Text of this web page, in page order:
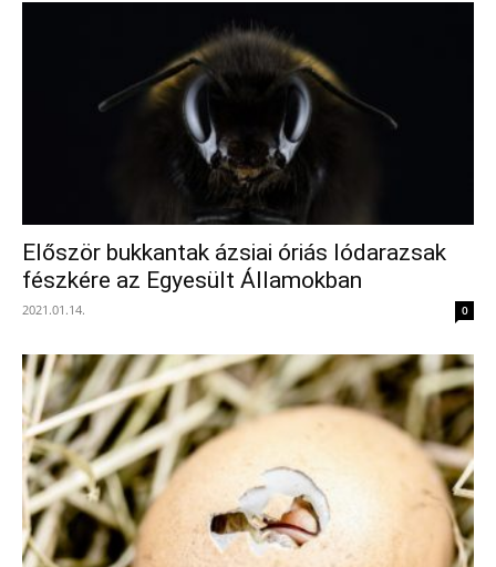
Először bukkantak ázsiai óriás lódarazsak
fészkére az Egyesült Államokban
2021.01.14. 0